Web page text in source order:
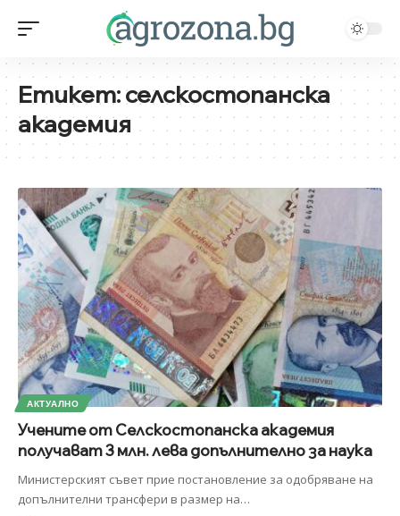
Етикет:селскостопанска
академия
АКТУАЛНО
Учените от Селскостопанска академия
получават 3 млн. лева допълнително за наука
Министерският съвет прие постановление за одобряване на
допълнителни трансфери в размер на…